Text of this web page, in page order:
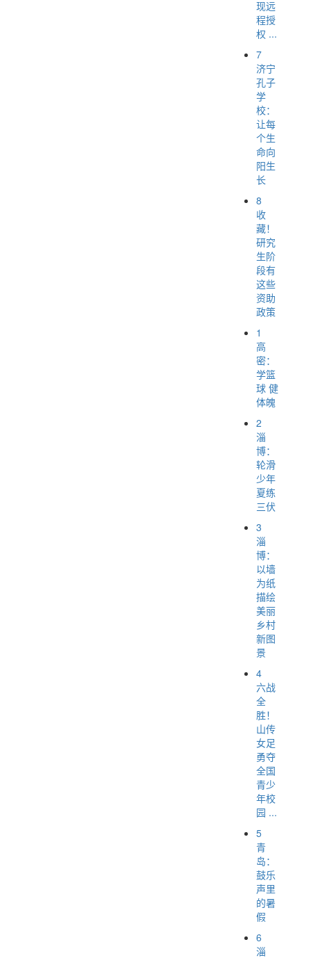
现远
程授
权 ...
7
济宁
孔子
学
校：
让每
个生
命向
阳生
长
8
收
藏！
研究
生阶
段有
这些
资助
政策
1
高
密：
学篮
球 健
体魄
2
淄
博：
轮滑
少年
夏练
三伏
3
淄
博：
以墙
为纸
描绘
美丽
乡村
新图
景
4
六战
全
胜！
山传
女足
勇夺
全国
青少
年校
园 ...
5
青
岛：
鼓乐
声里
的暑
假
6
淄